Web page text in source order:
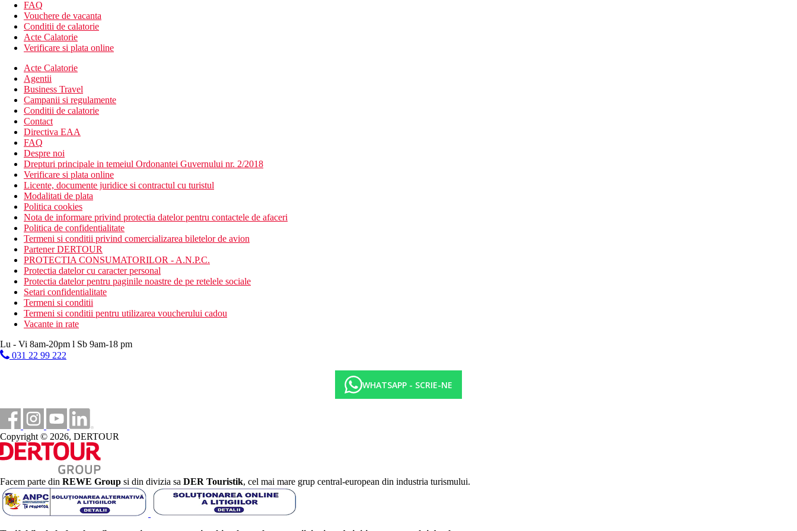
Descrierea hotelului
Hotelul dispune de:
hol de intrare cu receptie
snack bar
3 baruri
Wi-Fi (gratuit la receptie)
magazine
coafor
sala de conferinte
2 piscine (sezlonguri, umbrele si prosoape gratuite)
parc acvatic (in sectiunea Royal & Resort)
mini club (pentru copii 4-12 ani)
loc de joaca
discoteca
Descrierea plajei
plaja cu nisip
sezlonguri, umbrele si prosoape gratuite
bar pe plaja
Activitati sportive gratuite
programe de animatie
programe de seara
tenis de masa
volei pe plaja
darts
bocce
gimnastica acvatica
baschet
Activitati sportive contra cost
Centru SPA
baie turceasca si sauna
masaje
sporturi acvatice pe plaja
Restaurant principal: 07.00-10.00 mic dejun tip bufet, 10.00-10.30 mic dejun tarziu, 12.30-14.30 pranz tip bufet, 18.30-21.00 cina tip bufet, 23.30-24.00 gustare la miezul noptii, cafea, ceai si bauturi
non-alcoolice servite la micul dejun, bufet pentru copii la cina
Snack bar pe terasa: 11.30-16.00 bauturi racoritoare
Lobby bar: 10.00–01.00, 16.30–17.30 cafea, ceai
FAQ
Vouchere de vacanta
Conditii de calatorie
Acte Calatorie
Verificare si plata online
Acte Calatorie
Agentii
Business Travel
Campanii si regulamente
Conditii de calatorie
Contact
Directiva EAA
FAQ
Despre noi
Drepturi principale in temeiul Ordonantei Guvernului nr. 2/2018
Verificare si plata online
Licente, documente juridice si contractul cu turistul
Modalitati de plata
Politica cookies
Nota de informare privind protectia datelor pentru contactele de afaceri
Politica de confidentialitate
Termeni si conditii privind comercializarea biletelor de avion
Partener DERTOUR
PROTECTIA CONSUMATORILOR - A.N.P.C.
Protectia datelor cu caracter personal
Protectia datelor pentru paginile noastre de pe retelele sociale
Setari confidentialitate
Termeni si conditii
Termeni si conditii pentru utilizarea voucherului cadou
Vacante in rate
Lu - Vi 8am-20pm l Sb 9am-18 pm
031 22 99 222
WHATSAPP - SCRIE-NE
Copyright © 2026, DERTOUR
Facem parte din REWE Group si din divizia sa DER Touristik, cel mai mare grup central-european din industria turismului.